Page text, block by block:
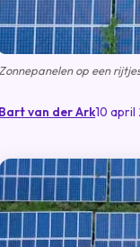
op een
Bart van der Ark10 april